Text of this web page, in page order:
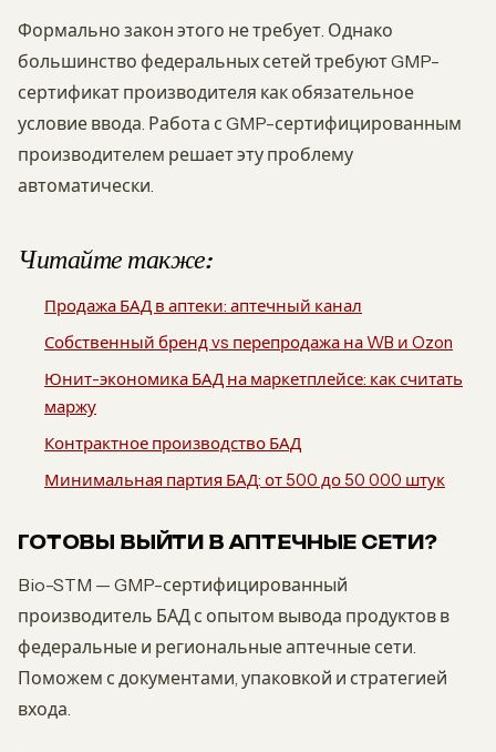
Формально закон этого не требует. Однако
большинство федеральных сетей требуют GMP-
сертификат производителя как обязательное
условие ввода. Работа с GMP-сертифицированным
производителем решает эту проблему
автоматически.
Читайте также:
Продажа БАД в аптеки: аптечный канал
Собственный бренд vs перепродажа на WB и Ozon
Юнит-экономика БАД на маркетплейсе: как считать
маржу
Контрактное производство БАД
Минимальная партия БАД: от 500 до 50 000 штук
ГОТОВЫ ВЫЙТИ В АПТЕЧНЫЕ СЕТИ?
Bio-STM — GMP-сертифицированный
производитель БАД с опытом вывода продуктов в
федеральные и региональные аптечные сети.
Поможем с документами, упаковкой и стратегией
входа.